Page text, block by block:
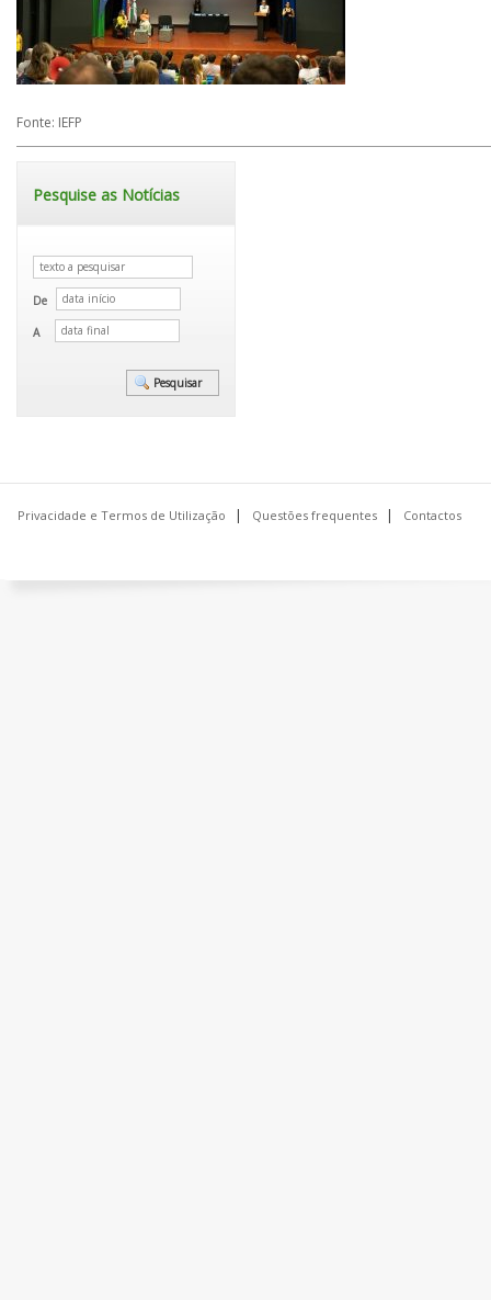
Fonte: IEFP
Pesquise as Notícias
De
A
Privacidade e Termos de Utilização Questões frequentes Contactos